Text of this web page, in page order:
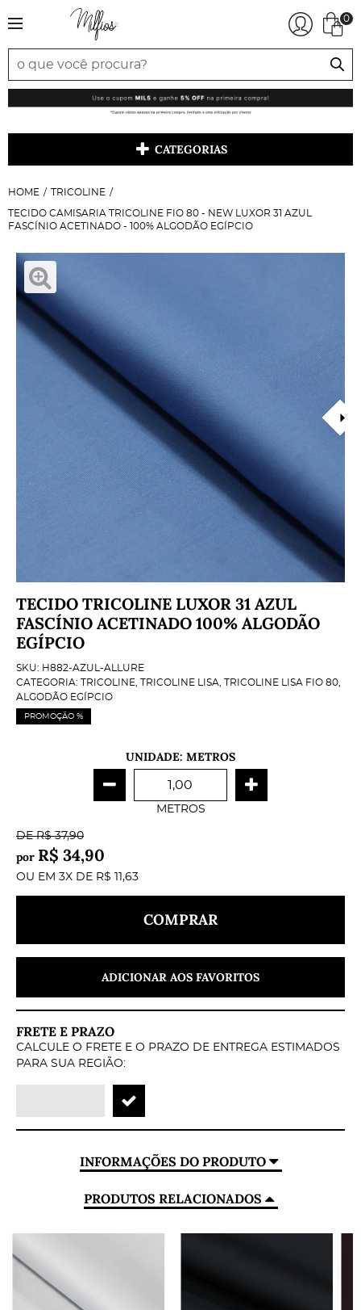
0
CATEGORIAS
HOME TRICOLINE
TECIDO CAMISARIA TRICOLINE FIO 80 - NEW LUXOR 31 AZUL
FASCÍNIO ACETINADO - 100% ALGODÃO EGÍPCIO
TECIDO TRICOLINE LUXOR 31 AZUL
FASCÍNIO ACETINADO 100% ALGODÃO
EGÍPCIO
SKU: H882-AZUL-ALLURE
CATEGORIA: TRICOLINE TRICOLINE LISA TRICOLINE LISA FIO 80
ALGODÃO EGÍPCIO
PROMOÇÃO %
UNIDADE: METROS
METROS
DE R$ 37,90
por R$ 34,90
OU EM 3X DE R$ 11,63
COMPRAR
ADICIONAR AOS FAVORITOS
FRETE E PRAZO
CALCULE O FRETE E O PRAZO DE ENTREGA ESTIMADOS
PARA SUA REGIÃO:
INFORMAÇÕES DO PRODUTO
PRODUTOS RELACIONADOS